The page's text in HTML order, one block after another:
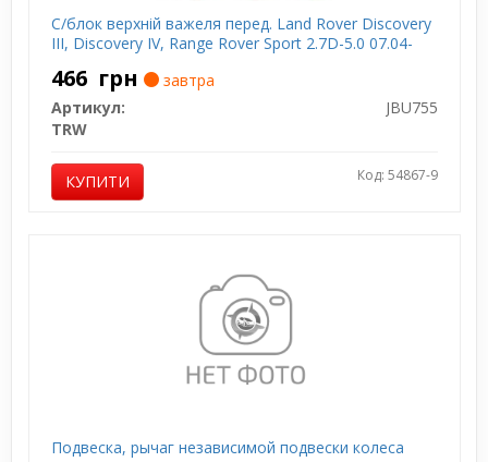
С/блок верхній важеля перед. Land Rover Discovery
III, Discovery IV, Range Rover Sport 2.7D-5.0 07.04-
466 грн
завтра
Артикул:
JBU755
TRW
КУПИТИ Код: 54867-9
Подвеска, рычаг независимой подвески колеса